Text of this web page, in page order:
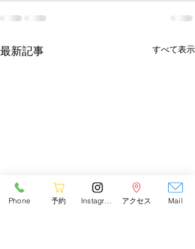
最新記事 すべて表示
Phone 予約 アクセス Mail